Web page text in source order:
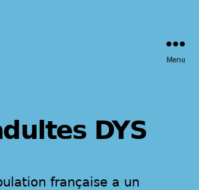
Menu
DYS
française a un